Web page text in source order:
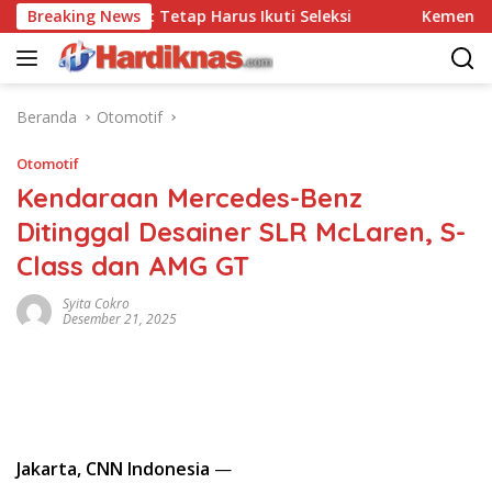
Langsung
ke
konten
Breaking News
Tes, Polri: Tetap Harus Ikuti Seleksi Kemenpar
Beranda Otomotif
Otomotif
Kendaraan Mercedes-Benz
Ditinggal Desainer SLR McLaren, S-
Class dan AMG GT
Syita Cokro
Desember 21, 2025
Jakarta, CNN Indonesia —